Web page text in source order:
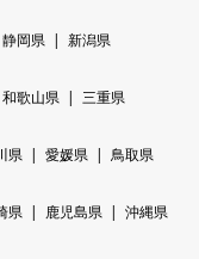
静岡県
新潟県
和歌山県
三重県
県 愛媛県
鳥取県
県 鹿児島県
沖縄県